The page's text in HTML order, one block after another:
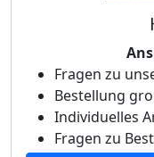
Fragen zu
Bestellung
Individuelles
Fragen zu